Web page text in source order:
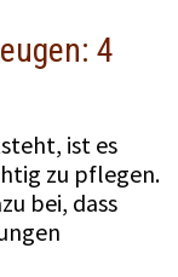
4
ist es
zu pflegen.
bei, dass